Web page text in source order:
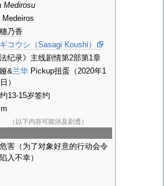
Medirosu
Medeiros
乃香
コウシ（Sasagi Koushi）
法纪录》主线剧情第2部第1章
&兰华 Pickup扭蛋（2020年1
）
13-15岁签约
（以下内容可能涉及剧透）
害（为了对象好意的行动会令
入不幸）